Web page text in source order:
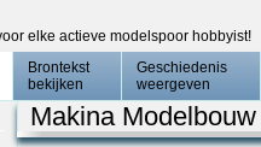
elke actieve modelspoor hobbyist!
Brontekst
bekijken
Geschiedenis
weergeven
Makina Modelbouw